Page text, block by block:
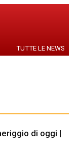
TUTTE LE NEWS
di oggi |